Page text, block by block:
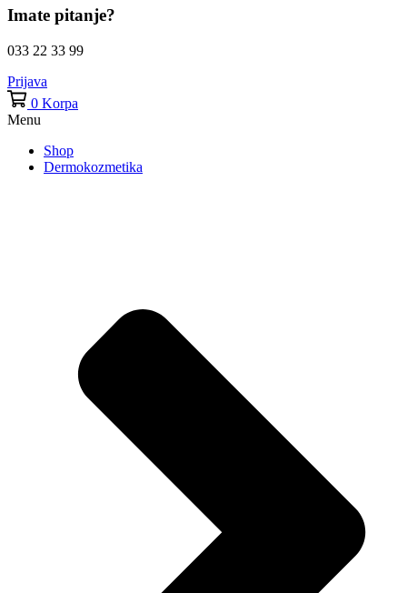
Imate pitanje?
033 22 33 99
Prijava
0 Korpa
Menu
Shop
Dermokozmetika